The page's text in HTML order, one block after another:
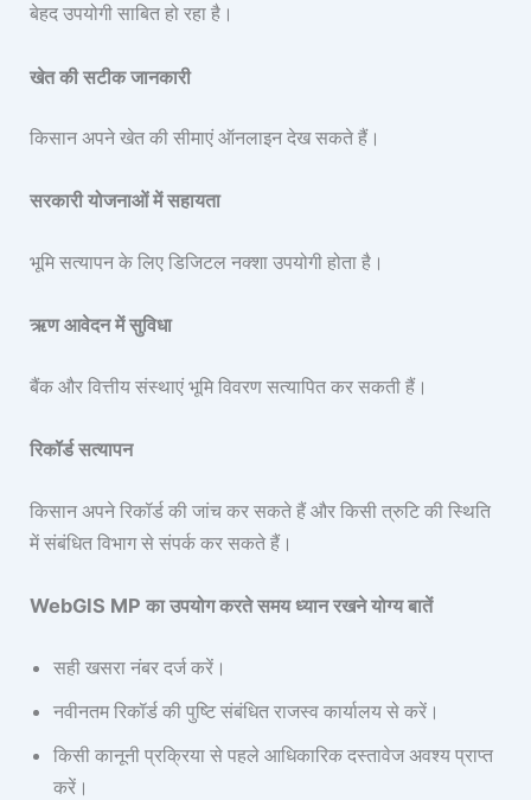
बेहद उपयोगी साबित हो रहा है।
खेत की सटीक जानकारी
किसान अपने खेत की सीमाएं ऑनलाइन देख सकते हैं।
सरकारी योजनाओं में सहायता
भूमि सत्यापन के लिए डिजिटल नक्शा उपयोगी होता है।
ऋण आवेदन में सुविधा
बैंक और वित्तीय संस्थाएं भूमि विवरण सत्यापित कर सकती हैं।
रिकॉर्ड सत्यापन
किसान अपने रिकॉर्ड की जांच कर सकते हैं और किसी त्रुटि की स्थिति
में संबंधित विभाग से संपर्क कर सकते हैं।
WebGIS MP का उपयोग करते समय ध्यान रखने योग्य बातें
सही खसरा नंबर दर्ज करें।
नवीनतम रिकॉर्ड की पुष्टि संबंधित राजस्व कार्यालय से करें।
किसी कानूनी प्रक्रिया से पहले आधिकारिक दस्तावेज अवश्य प्राप्त
करें।